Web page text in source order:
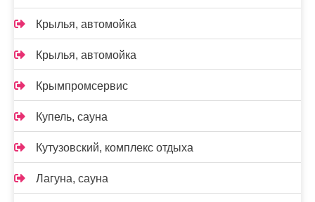
Крылья, автомойка
Крылья, автомойка
Крымпромсервис
Купель, сауна
Кутузовский, комплекс отдыха
Лагуна, сауна